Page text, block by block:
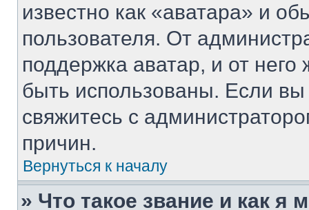
известно как «аватара» и
пользователя. От
поддержка аватар, и от него
быть использованы. Если
свяжитесь с
причин.
Вернуться к началу
» Что такое звание и как я